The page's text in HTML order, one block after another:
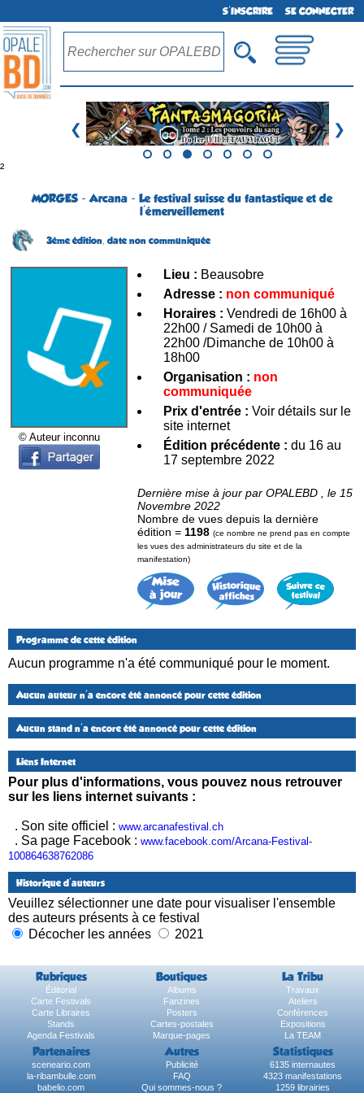
S'INSCRIRE SE CONNECTER
❮ ❯
²
MORGES - Arcana - Le festival suisse du fantastique et de
l'émerveillement
3ème édition, date non communiquée
© Auteur inconnu
Lieu : Beausobre
Adresse : non communiqué
Horaires : Vendredi de 16h00 à
22h00 / Samedi de 10h00 à
22h00 /Dimanche de 10h00 à
18h00
Organisation : non
communiquée
Prix d'entrée : Voir détails sur le
site internet
Édition précédente : du 16 au
17 septembre 2022
Dernière mise à jour par OPALEBD , le 15
Novembre 2022
Nombre de vues depuis la dernière
édition = 1198 (ce nombre ne prend pas en compte
les vues des administrateurs du site et de la
manifestation)
Programme de cette édition
Aucun programme n'a été communiqué pour le moment.
Aucun auteur n'a encore été annoncé pour cette édition
Aucun stand n'a encore été annoncé pour cette édition
Liens Internet
Pour plus d'informations, vous pouvez nous retrouver
sur les liens internet suivants :
. Son site officiel : www.arcanafestival.ch
. Sa page Facebook : www.facebook.com/Arcana-Festival-
100864638762086
Historique d'auteurs
Veuillez sélectionner une date pour visualiser l'ensemble
des auteurs présents à ce festival
Décocher les années
2021
Rubriques Boutiques La Tribu
Éditorial Albums
Travaux
Carte Festivals
Fanzines
Ateliers
Carte Libraires
Posters
Conférences
Stands
Cartes-postales
Expositions
Agenda Festivals
Marque-pages La TEAM
Partenaires Autres Statistiques
sceneario.com Publicité
6135 internautes
la-ribambulle.com
FAQ
4323 manifestations
babelio.com
Qui sommes-nous ? 1259 librairies